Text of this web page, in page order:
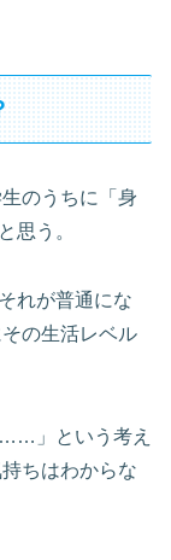
のうちに「身
思う。
れが普通にな
の生活レベル
……」という考え
ちはわからな